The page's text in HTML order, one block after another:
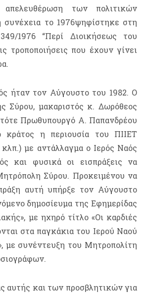
των πολιτικών
το 1976ψηφίστηκε στη
1976 “Περί Διοικήσεως του
τροποποιήσεις που έχουν γίνει
ήταν τον Αύγουστο του 1982. Ο
Σύρου, μακαριστός κ. Δωρόθεος
τότε Πρωθυπουργό Α. Παπανδρέου
κράτος η περιουσία του ΠΙΙΕΤ
κλπ.) με αντάλλαγμα ο Ιερός Ναός
και φυσικά οι εισπράξεις να
Σύρου. Προκειμένου να
αυτή υπήρξε τον Αύγουστο
δημοσίευμα της Εφημερίδας
με ηχηρό τίτλο «Οι καρδιές
στα παγκάκια του Ιερού Ναού
με συνέντευξη του Μητροπολίτη
αυτής και των προσβλητικών για